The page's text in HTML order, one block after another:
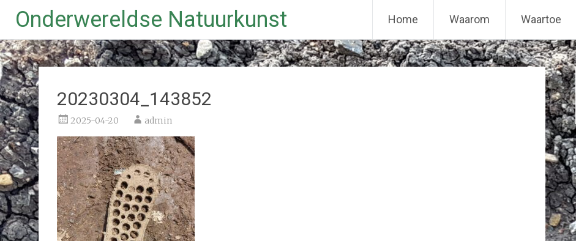
Ga
naar
de
inhoud
Onderwereldse Natuurkunst Home Waarom Waartoe
20230304_143852
2025-04-20 admin